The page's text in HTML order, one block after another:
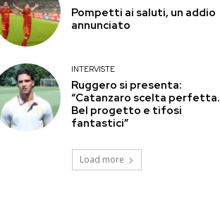
Pompetti ai saluti, un addio
annunciato
INTERVISTE
Ruggero si presenta:
“Catanzaro scelta perfetta.
Bel progetto e tifosi
fantastici”
Load more